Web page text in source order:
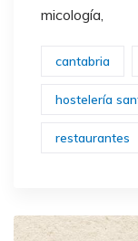
micología,
cantabria
hostelería
restaurantes